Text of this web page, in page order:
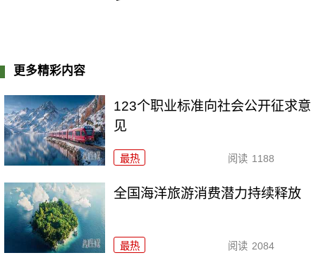
更多精彩内容
123个职业标准向社会公开征求意
见
最热 阅读 1188
全国海洋旅游消费潜力持续释放
最热 阅读 2084